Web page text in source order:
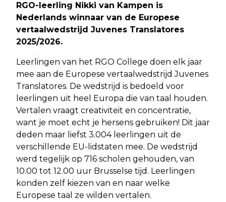
RGO-leerling Nikki van Kampen is
Nederlands winnaar van de Europese
vertaalwedstrijd Juvenes Translatores
2025/2026.
Leerlingen van het RGO College doen elk jaar
mee aan de Europese vertaalwedstrijd Juvenes
Translatores. De wedstrijd is bedoeld voor
leerlingen uit heel Europa die van taal houden.
Vertalen vraagt creativiteit en concentratie,
want je moet echt je hersens gebruiken! Dit jaar
deden maar liefst 3.004 leerlingen uit de
verschillende EU-lidstaten mee. De wedstrijd
werd tegelijk op 716 scholen gehouden, van
10.00 tot 12.00 uur Brusselse tijd. Leerlingen
konden zelf kiezen van en naar welke
Europese taal ze wilden vertalen.